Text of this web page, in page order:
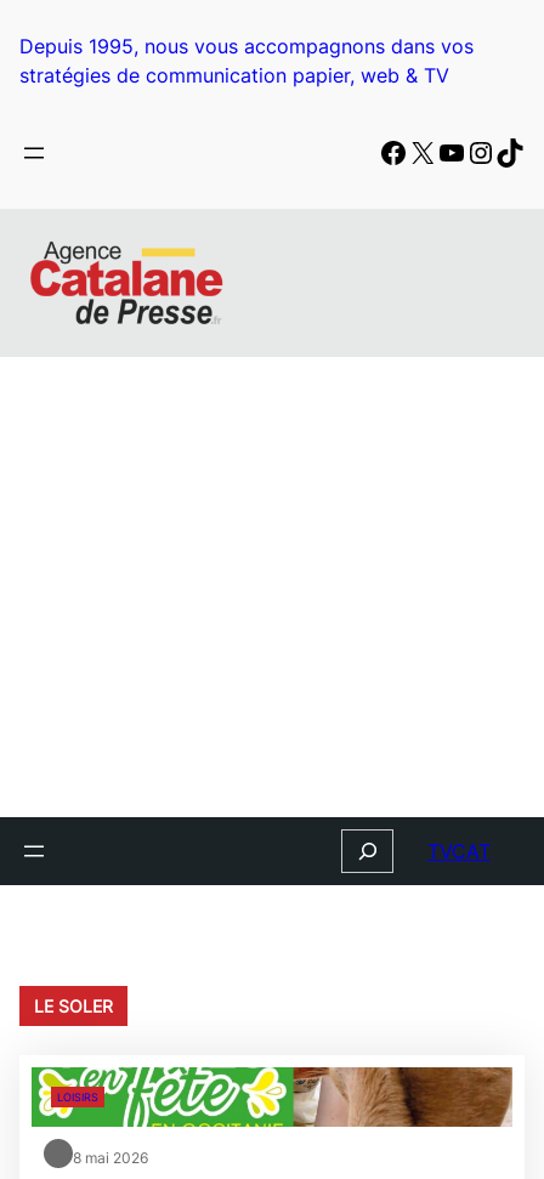
contenu
Depuis 1995, nous vous accompagnons dans vos
stratégies de communication papier, web & TV
Facebook
X
Search TVCAT
LE SOLER
LOISIRS
8 mai 2026